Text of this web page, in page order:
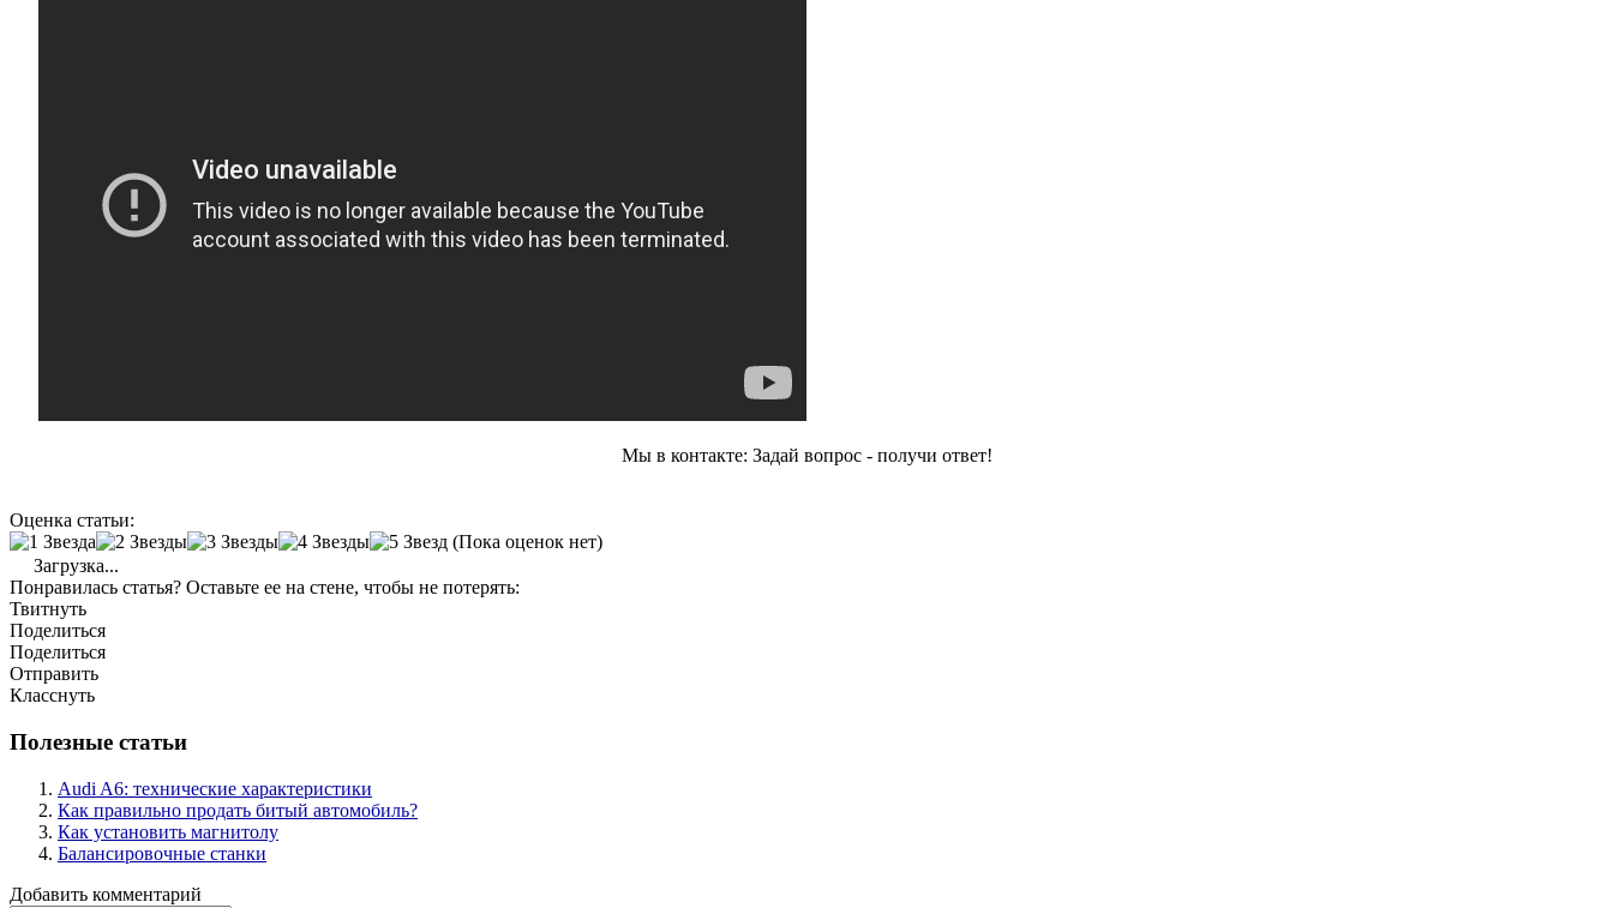
Мы в контакте: Задай вопрос - получи ответ!
Оценка статьи:
(Пока оценок нет)
Загрузка...
Понравилась статья? Оставьте ее на стене, чтобы не потерять:
Твитнуть
Поделиться
Поделиться
Отправить
Класснуть
Полезные статьи
Audi A6: технические характеристики
Как правильно продать битый автомобиль?
Как установить магнитолу
Балансировочные станки
Добавить комментарий